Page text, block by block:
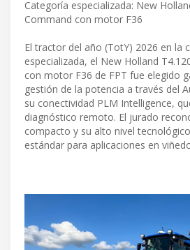
Categoría especializada: New
Command con motor F36
El tractor del año (TotY) 2026 en la
especializada, el New Holland
con motor F36 de FPT fue elegido
gestión de la potencia a través del
su conectividad PLM Intelligence,
diagnóstico remoto. El jurado
compacto y su alto nivel
estándar para aplicaciones en